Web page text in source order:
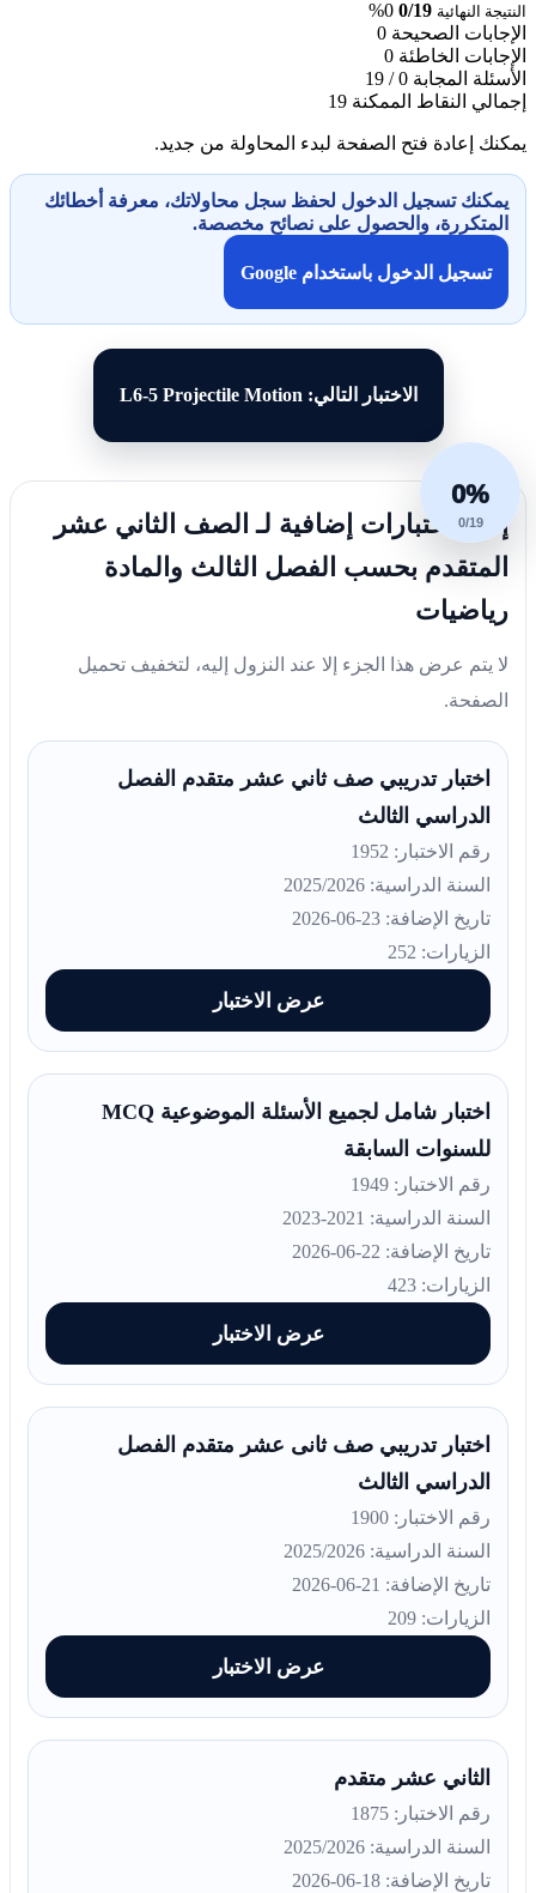
النتيجة النهائية 0/19
0%
الإجابات الصحيحة 0
الإجابات الخاطئة 0
الأسئلة المجابة 0 / 19
إجمالي النقاط الممكنة 19
يمكنك إعادة فتح الصفحة لبدء المحاولة من جديد.
يمكنك تسجيل الدخول لحفظ سجل محاولاتك، معرفة أخطائك
المتكررة، والحصول على نصائح مخصصة.
تسجيل الدخول باستخدام Google
الاختبار التالي: L6-5 Projectile Motion
0%
0/19
إليك اختبارات إضافية لـ الصف الثاني عشر
المتقدم بحسب الفصل الثالث والمادة
رياضيات
لا يتم عرض هذا الجزء إلا عند النزول إليه، لتخفيف تحميل
الصفحة.
اختبار تدريبي صف ثاني عشر متقدم الفصل
الدراسي الثالث
رقم الاختبار: 1952
السنة الدراسية: 2025/2026
تاريخ الإضافة: 23-06-2026
الزيارات: 252
عرض الاختبار
اختبار شامل لجميع الأسئلة الموضوعية MCQ
للسنوات السابقة
رقم الاختبار: 1949
السنة الدراسية: 2021-2023
تاريخ الإضافة: 22-06-2026
الزيارات: 423
عرض الاختبار
اختبار تدريبي صف ثانى عشر متقدم الفصل
الدراسي الثالث
رقم الاختبار: 1900
السنة الدراسية: 2025/2026
تاريخ الإضافة: 21-06-2026
الزيارات: 209
عرض الاختبار
الثاني عشر متقدم
رقم الاختبار: 1875
السنة الدراسية: 2025/2026
تاريخ الإضافة: 18-06-2026